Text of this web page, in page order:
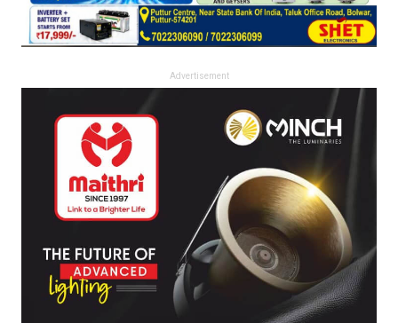
Advertisement